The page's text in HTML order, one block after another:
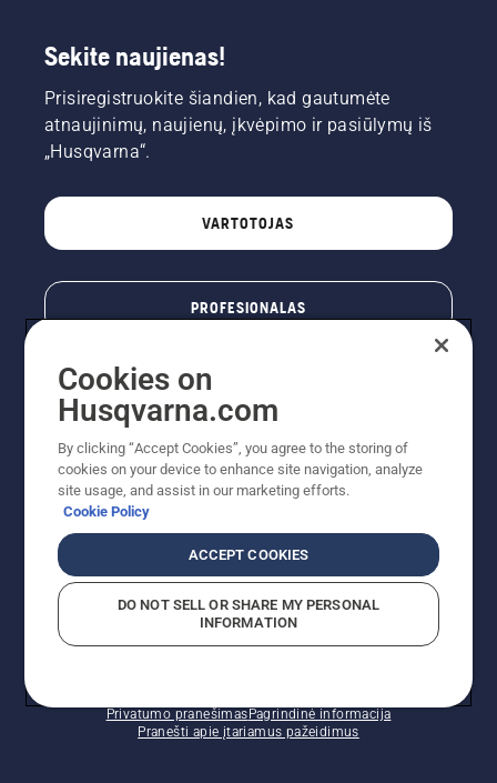
Sekite naujienas!
Prisiregistruokite šiandien, kad gautumėte
atnaujinimų, naujienų, įkvėpimo ir pasiūlymų iš
„Husqvarna“.
VARTOTOJAS
PROFESIONALAS
© „Husqvarna AB“ (leid). Visos teisės priklauso autoriui.
Nurodoma rekomenduojama mažmeninė kaina (RMK),
įskaitant PVM. RMK yra kaina, už kurią gamintojas
rekomenduoja pardavėjui parduoti prekę. UAB
"Husqvarna Lietuva" prekių vartotojams neparduoda,
Privatumo pranešimasPagrindinė informacija
Pranešti apie įtariamus pažeidimus
Cookies on
Husqvarna.com
By clicking “Accept Cookies”, you agree to the storing of
cookies on your device to enhance site navigation, analyze
site usage, and assist in our marketing efforts.
Cookie Policy
ACCEPT COOKIES
DO NOT SELL OR SHARE MY PERSONAL
INFORMATION